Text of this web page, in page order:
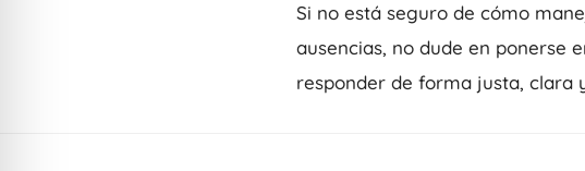
Si no está seguro de cómo
ausencias, no dude en ponerse
responder de forma justa, clara